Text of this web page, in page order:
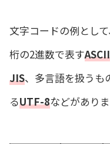
文字コードの例とし
桁の2進数で表すASCII
JIS、多言語を扱うも
るUTF-8などがありま